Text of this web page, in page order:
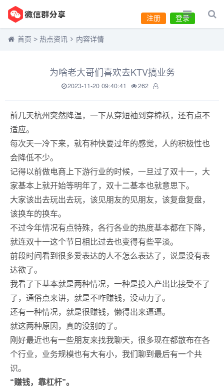
登录
注册
首页 > 热点资讯 内容详情
为啥老大哥们喜欢去KTV搞业务
2023-11-20 09:40:41 262
前几天杭州突然降温，一下从穿短袖到穿棉袄，还有点不
适应。
每次天一冷下来，就有种快要过年的感觉，人的积极性也
会降低不少。
记得以前做电商上下游行业的时候，一旦过了双十一，大
家基本上就开始等明年了，双十二基本也就意思下。
大家该出去玩出去玩，该见朋友的见朋友，该复盘复盘，
该换车的换车。
不过今年情况有点特殊，各行各业的热度基本都在下降，
就连双十一这个节日相比过去也变得有些平淡。
前段时间看到很多爱表达的人不怎么表达了，说是没有表
达欲了。
我看了下基本就是两种情况，一种是投入产出比接受不了
了，通俗点来讲，就是不咋赚钱，没动力了。
还有一种情况，就是很赚钱，懒得出来逼逼。
就这两种原因，真的没别的了。
刚好最近也有一些朋友来找我聊天，很多现在都散布在各
个行业，业务规模也有大有小，我们聊到最后有一个共
识。
“赚钱，靠杠杆”。